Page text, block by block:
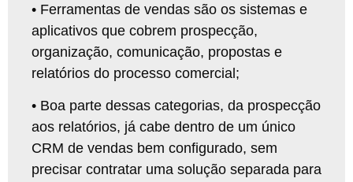
• Ferramentas de vendas são os sistemas e
aplicativos que cobrem prospecção,
organização, comunicação, propostas e
relatórios do processo comercial;
• Boa parte dessas categorias, da prospecção
aos relatórios, já cabe dentro de um único
CRM de vendas bem configurado, sem
precisar contratar uma solução separada para